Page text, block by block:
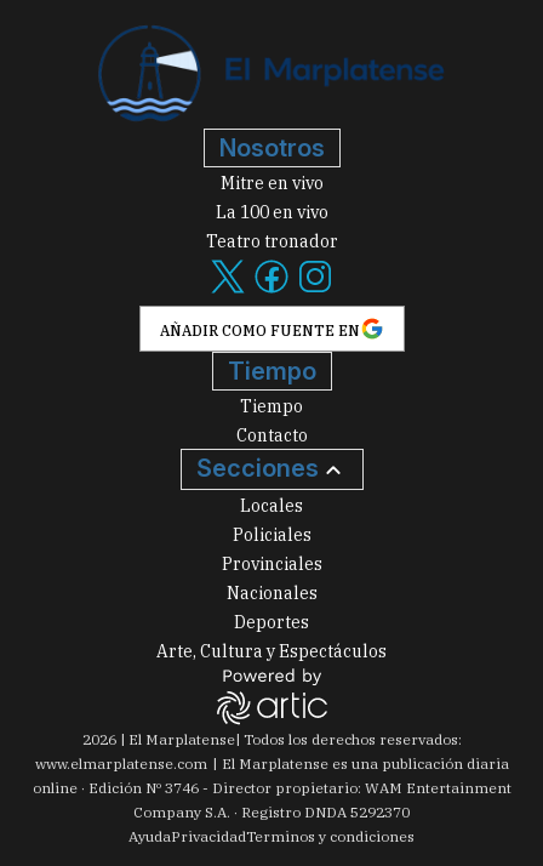
Nosotros
Mitre en vivo
La 100 en vivo
Teatro tronador
AÑADIR COMO FUENTE EN
Tiempo
Tiempo
Contacto
Secciones
Locales
Policiales
Provinciales
Nacionales
Deportes
Arte, Cultura y Espectáculos
2026| El Marplatense| Todos los derechos reservados:
www.elmarplatense.com
El Marplatense es una publicación diaria
online · Edición Nº 3746- Director propietario: WAM Entertainment
Company S.A. · Registro DNDA 5292370
AyudaPrivacidadTerminos y condiciones